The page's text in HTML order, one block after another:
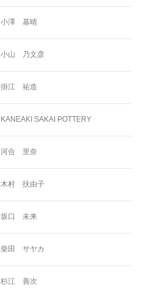
小澤 基晴
小山 乃文彦
掛江 祐造
KANEAKI SAKAI POTTERY
河合 里奈
木村 扶由子
坂口 未来
柴田 サヤカ
杉江 善次